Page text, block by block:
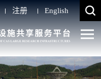
注册 English